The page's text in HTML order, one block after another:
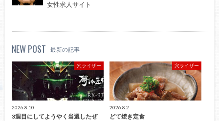
女性求人サイト
NEW POST 最新の記事
穴ライザー
2026.8.10
3週目にしてようやく当選したぜ
穴ライザー
2026.8.2
どて焼き定食